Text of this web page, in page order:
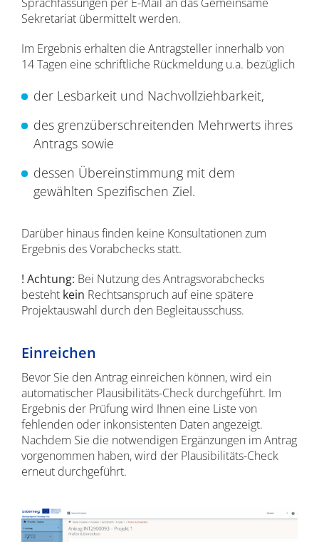
Sprachfassungen per E-Mail an das Gemeinsame
Sekretariat übermittelt werden.
Im Ergebnis erhalten die Antragsteller innerhalb von
14 Tagen eine schriftliche Rückmeldung u.a. bezüglich
der Lesbarkeit und Nachvollziehbarkeit,
des grenzüberschreitenden Mehrwerts ihres
Antrags sowie
dessen Übereinstimmung mit dem
gewählten Spezifischen Ziel.
Darüber hinaus finden keine Konsultationen zum
Ergebnis des Vorabchecks statt.
! Achtung: Bei Nutzung des Antragsvorabchecks
besteht kein Rechtsanspruch auf eine spätere
Projektauswahl durch den Begleitausschuss.
Einreichen
Bevor Sie den Antrag einreichen können, wird ein
automatischer Plausibilitäts-Check durchgeführt. Im
Ergebnis der Prüfung wird Ihnen eine Liste von
fehlenden oder inkonsistenten Daten angezeigt.
Nachdem Sie die notwendigen Ergänzungen im Antrag
vorgenommen haben, wird der Plausibilitäts-Check
erneut durchgeführt.